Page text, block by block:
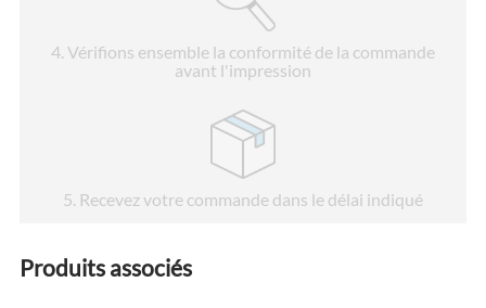
4. Vérifions ensemble la conformité de la commande
avant l'impression
5 . Recevez votre commande dans le délai indiqué
Produits associés